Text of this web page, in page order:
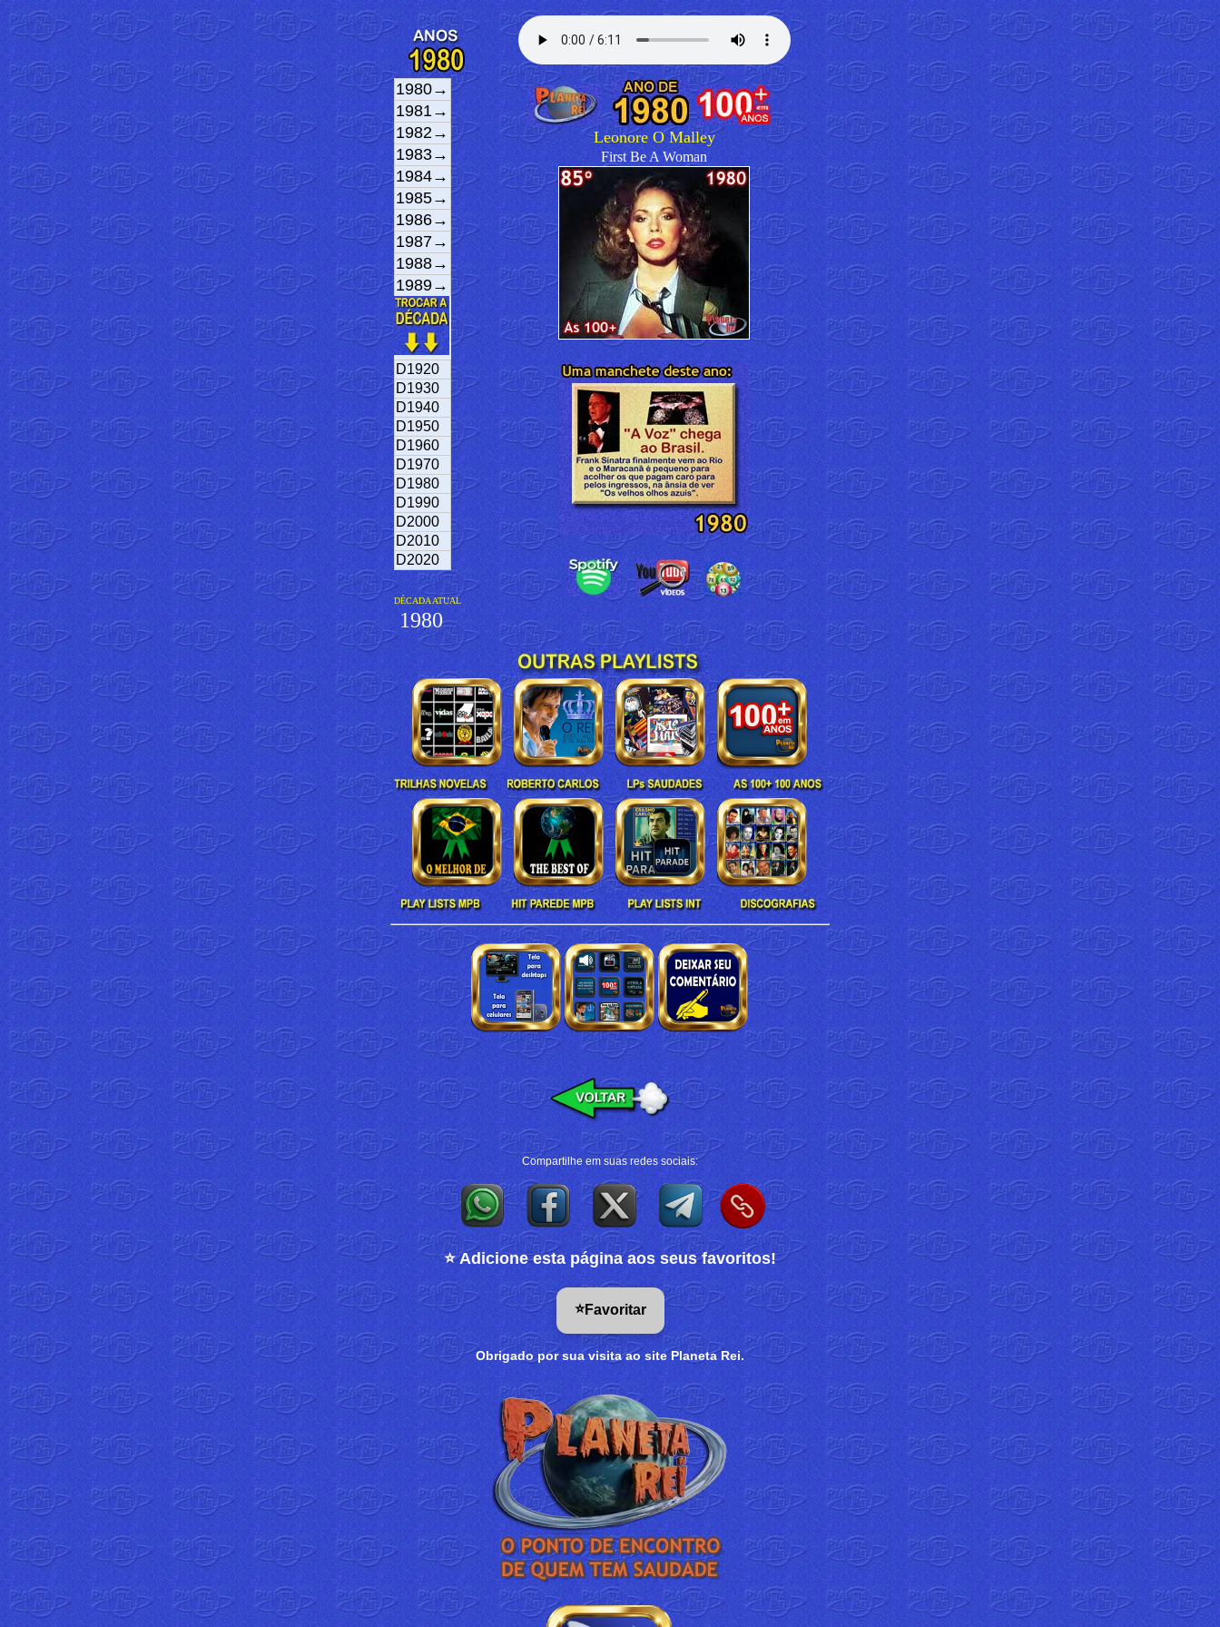
1980→
1981→
1982→
1983→
1984→
1985→
1986→
1987→
1988→
1989→
D1920
D1930
D1940
D1950
D1960
D1970
D1980
D1990
D2000
D2010
D2020
DÉCADA ATUAL
1980
Leonore O Malley
First Be A Woman
Compartilhe em suas redes sociais:
⭐ Adicione esta página aos seus favoritos!
⭐Favoritar
Obrigado por sua visita ao site Planeta Rei.